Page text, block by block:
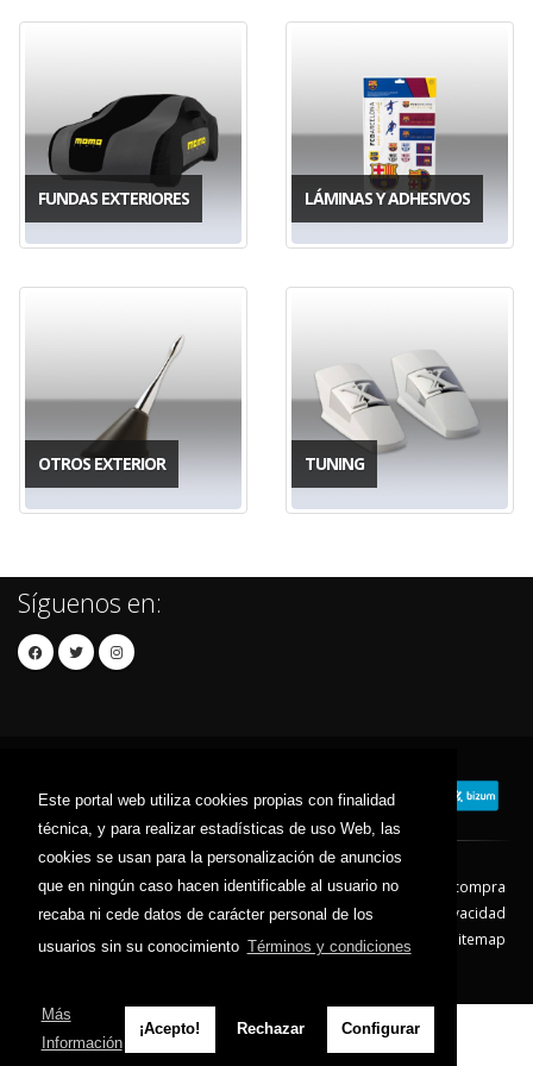
Este portal web utiliza cookies propias con finalidad
técnica, y para realizar estadísticas de uso Web, las
cookies se usan para la personalización de anuncios
que en ningún caso hacen identificable al usuario no
recaba ni cede datos de carácter personal de los
usuarios sin su conocimiento Términos y condiciones
Más
Información
¡Acepto! Rechazar Configurar
FUNDAS EXTERIORES LÁMINAS Y ADHESIVOS
OTROS EXTERIOR TUNING
Síguenos en:
Contacto Aviso Legal
Condiciones de compra
Política de envíos
Política de devolución
Política de Privacidad
Política de Cookies
Sitemap